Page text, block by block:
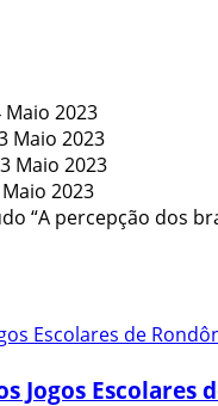
Maio 2023
Maio 2023
Maio 2023
2023
“A percepção dos
Jogos